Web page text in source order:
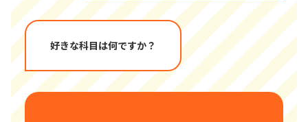
好きな科目は何ですか？